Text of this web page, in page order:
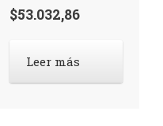
$53.032,86
Leer más